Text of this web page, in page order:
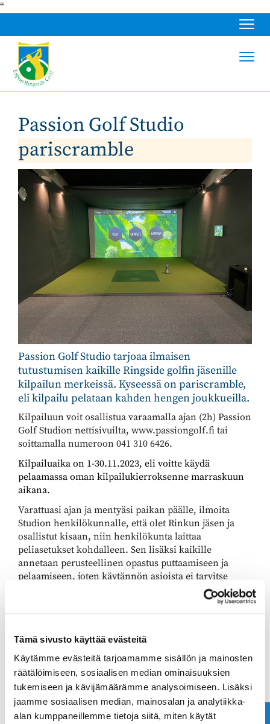
Tämä sivusto käyttää evästeitä
Käytämme evästeitä tarjoamamme sisällön ja mainosten
räätälöimiseen, sosiaalisen median ominaisuuksien
tukemiseen ja kävijämäärämme analysoimiseen. Lisäksi
jaamme sosiaalisen median, mainosalan ja analytiikka-
alan kumppaneillemme tietoja siitä, miten käytät
“
Passion Golf Studio
pariscramble
Passion Golf Studio tarjoaa ilmaisen
tutustumisen kaikille Ringside golfin jäsenille
kilpailun merkeissä. Kyseessä on pariscramble,
eli kilpailu pelataan kahden hengen joukkueilla.
Kilpailuun voit osallistua varaamalla ajan (2h) Passion
Golf Studion nettisivuilta, www.passiongolf.fi tai
soittamalla numeroon 041 310 6426.
Kilpailuaika on 1-30.11.2023, eli voitte käydä
pelaamassa oman kilpailukierroksenne marraskuun
aikana.
Varattuasi ajan ja mentyäsi paikan päälle, ilmoita
Studion henkilökunnalle, että olet Rinkun jäsen ja
osallistut kisaan, niin henkilökunta laittaa
peliasetukset kohdalleen. Sen lisäksi kaikille
annetaan perusteellinen opastus puttaamiseen ja
pelaamiseen, joten käytännön asioista ei tarvitse
golfsimulaattoriin lähipeleineen.
Passion Golf Studio Helsinki, Valimotie 25.
Pitäjänmäkeen on avattu täysin uudenlainen
golfsimulaattorikeskus, Passion Golf Studio.